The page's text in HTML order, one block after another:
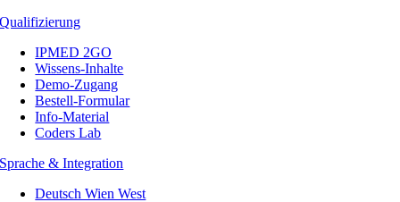
Qualifizierung
IPMED 2GO
Wissens-Inhalte
Demo-Zugang
Bestell-Formular
Info-Material
Coders Lab
Sprache & Integration
Deutsch Wien West